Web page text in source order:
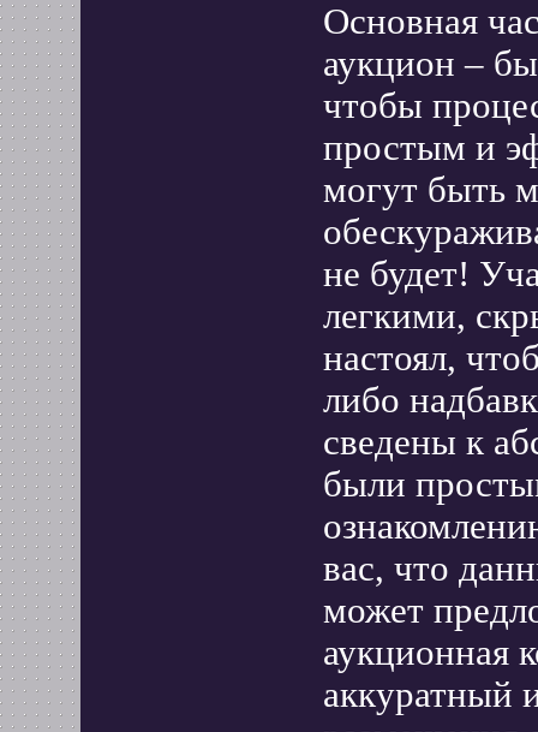
Основная
аукцион –
чтобы
простым и
могут быть
не будет!
легкими,
настоял,
либо
сведены к
были
вас, что
может
аукционная
аккуратный